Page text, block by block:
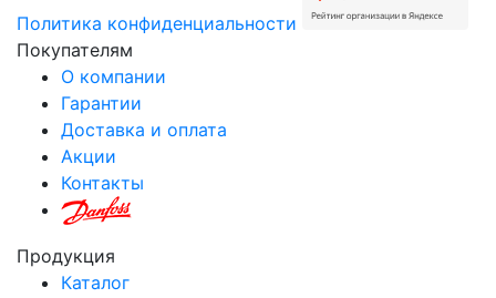
Политика конфиденциальности
Покупателям
О компании
Гарантии
Доставка и оплата
Акции
Контакты
Продукция
Каталог